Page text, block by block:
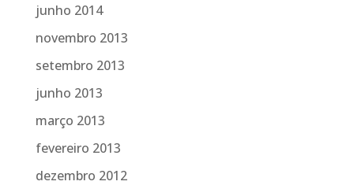
junho 2014
novembro 2013
setembro 2013
junho 2013
março 2013
fevereiro 2013
dezembro 2012